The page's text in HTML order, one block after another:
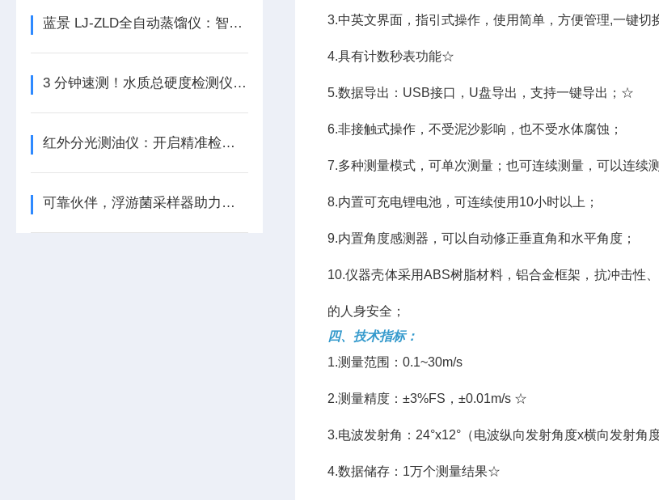
蓝景 LJ-ZLD全自动蒸馏仪：智能控温，精准守护蒸馏品质
3 分钟速测！水质总硬度检测仪定义精准新高度
红外分光测油仪：开启精准检测新时代
可靠伙伴，浮游菌采样器助力质量管控
3.中英文界面，指引式操作，使用简单，方便管理,一键
4.具有计数秒表功能☆
5.数据导出：USB接口，U盘导出，支持一键导出；☆
6.非接触式操作，不受泥沙影响，也不受水体腐蚀；
7.多种测量模式，可单次测量；也可连续测量，可以连续
8.内置可充电锂电池，可连续使用10小时以上；
9.内置角度感测器，可以自动修正垂直角和水平角度；
10.仪器壳体采用ABS树脂材料，铝合金框架，抗冲击性
的人身安全；
四、技术指标：
1.测量范围：0.1~30m/s
2.测量精度：±3%FS，±0.01m/s ☆
3.电波发射角：24°x12°（电波纵向发射角度x横向发射角
4.数据储存：1万个测量结果☆